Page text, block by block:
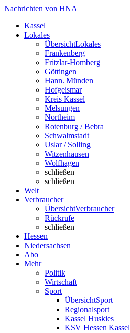
Nachrichten von HNA
Kassel
Lokales
ÜbersichtLokales
Frankenberg
Fritzlar-Homberg
Göttingen
Hann. Münden
Hofgeismar
Kreis Kassel
Melsungen
Northeim
Rotenburg / Bebra
Schwalmstadt
Uslar / Solling
Witzenhausen
Wolfhagen
schließen
schließen
Welt
Verbraucher
ÜbersichtVerbraucher
Rückrufe
schließen
Hessen
Niedersachsen
Abo
Mehr
Politik
Wirtschaft
Sport
ÜbersichtSport
Regionalsport
Kassel Huskies
KSV Hessen Kassel